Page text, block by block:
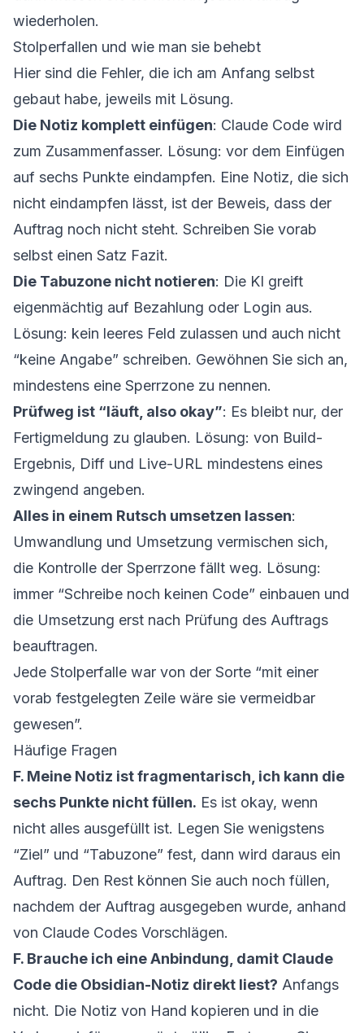
wiederholen.
Stolperfallen und wie man sie behebt
Hier sind die Fehler, die ich am Anfang selbst
gebaut habe, jeweils mit Lösung.
Die Notiz komplett einfügen: Claude Code wird
zum Zusammenfasser. Lösung: vor dem Einfügen
auf sechs Punkte eindampfen. Eine Notiz, die sich
nicht eindampfen lässt, ist der Beweis, dass der
Auftrag noch nicht steht. Schreiben Sie vorab
selbst einen Satz Fazit.
Die Tabuzone nicht notieren: Die KI greift
eigenmächtig auf Bezahlung oder Login aus.
Lösung: kein leeres Feld zulassen und auch nicht
“keine Angabe” schreiben. Gewöhnen Sie sich an,
mindestens eine Sperrzone zu nennen.
Prüfweg ist “läuft, also okay”: Es bleibt nur, der
Fertigmeldung zu glauben. Lösung: von Build-
Ergebnis, Diff und Live-URL mindestens eines
zwingend angeben.
Alles in einem Rutsch umsetzen lassen:
Umwandlung und Umsetzung vermischen sich,
die Kontrolle der Sperrzone fällt weg. Lösung:
immer “Schreibe noch keinen Code” einbauen und
die Umsetzung erst nach Prüfung des Auftrags
beauftragen.
Jede Stolperfalle war von der Sorte “mit einer
vorab festgelegten Zeile wäre sie vermeidbar
gewesen”.
Häufige Fragen
F. Meine Notiz ist fragmentarisch, ich kann die
sechs Punkte nicht füllen. Es ist okay, wenn
nicht alles ausgefüllt ist. Legen Sie wenigstens
“Ziel” und “Tabuzone” fest, dann wird daraus ein
Auftrag. Den Rest können Sie auch noch füllen,
nachdem der Auftrag ausgegeben wurde, anhand
von Claude Codes Vorschlägen.
F. Brauche ich eine Anbindung, damit Claude
Code die Obsidian-Notiz direkt liest? Anfangs
nicht. Die Notiz von Hand kopieren und in die